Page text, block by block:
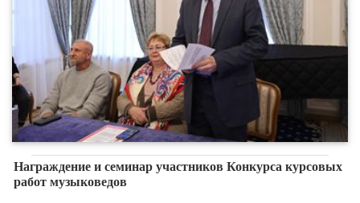
Награждение и семинар участников Конкурса курсовых
работ музыковедов